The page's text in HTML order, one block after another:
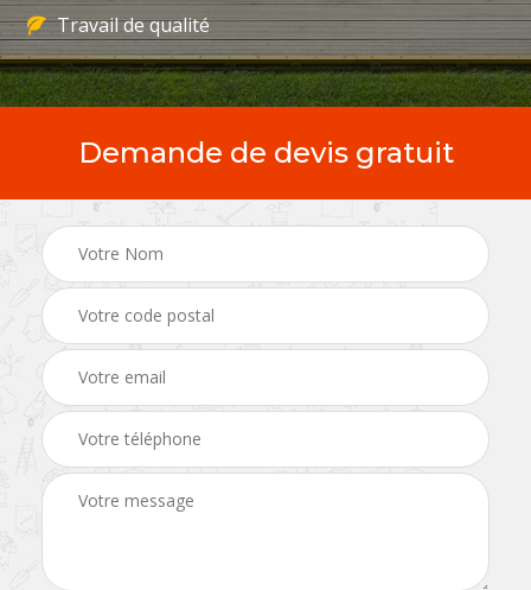
Travail de qualité
Demande de devis gratuit